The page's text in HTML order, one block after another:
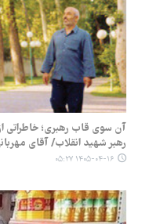
آن سوی قاب رهبری؛ خاطراتی
رهبر شهید انقلاب/ آقای
۱۴۰۵-۰۴-۱۶ ۰۵:۲۷